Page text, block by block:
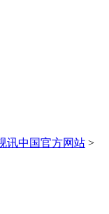
讯中国官方网站 >